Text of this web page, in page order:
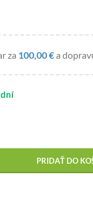
za 100,00€a
PRIDAŤ DO